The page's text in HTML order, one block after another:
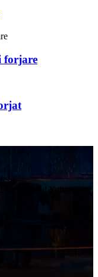
forjare
districtul Yuhang,